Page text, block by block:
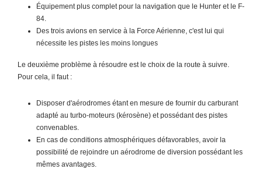
Équipement plus complet pour la navigation que le Hunter et le F-
84.
Des trois avions en service à la Force Aérienne, c'est lui qui
nécessite les pistes les moins longues
Le deuxième problème à résoudre est le choix de la route à suivre.
Pour cela, il faut :
Disposer d'aérodromes étant en mesure de fournir du carburant
adapté au turbo-moteurs (kérosène) et possédant des pistes
convenables.
En cas de conditions atmosphériques défavorables, avoir la
possibilité de rejoindre un aérodrome de diversion possédant les
mêmes avantages.